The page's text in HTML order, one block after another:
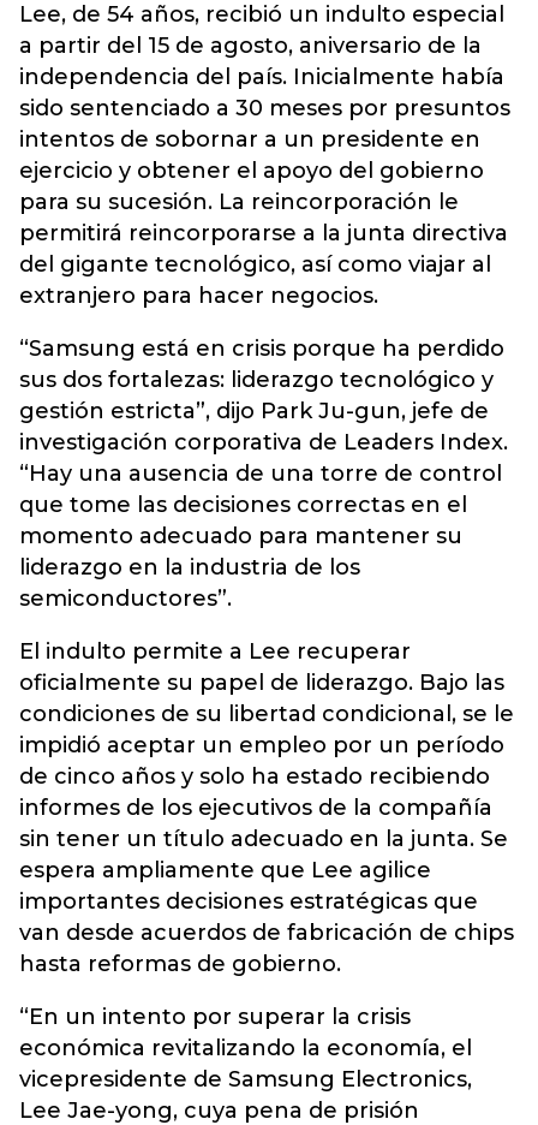
Lee, de 54 años, recibió un indulto especial
a partir del 15 de agosto, aniversario de la
independencia del país. Inicialmente había
sido sentenciado a 30 meses por presuntos
intentos de sobornar a un presidente en
ejercicio y obtener el apoyo del gobierno
para su sucesión. La reincorporación le
permitirá reincorporarse a la junta directiva
del gigante tecnológico, así como viajar al
extranjero para hacer negocios.
“Samsung está en crisis porque ha perdido
sus dos fortalezas: liderazgo tecnológico y
gestión estricta”, dijo Park Ju-gun, jefe de
investigación corporativa de Leaders Index.
“Hay una ausencia de una torre de control
que tome las decisiones correctas en el
momento adecuado para mantener su
liderazgo en la industria de los
semiconductores”.
El indulto permite a Lee recuperar
oficialmente su papel de liderazgo. Bajo las
condiciones de su libertad condicional, se le
impidió aceptar un empleo por un período
de cinco años y solo ha estado recibiendo
informes de los ejecutivos de la compañía
sin tener un título adecuado en la junta. Se
espera ampliamente que Lee agilice
importantes decisiones estratégicas que
van desde acuerdos de fabricación de chips
hasta reformas de gobierno.
“En un intento por superar la crisis
económica revitalizando la economía, el
vicepresidente de Samsung Electronics,
Lee Jae-yong, cuya pena de prisión